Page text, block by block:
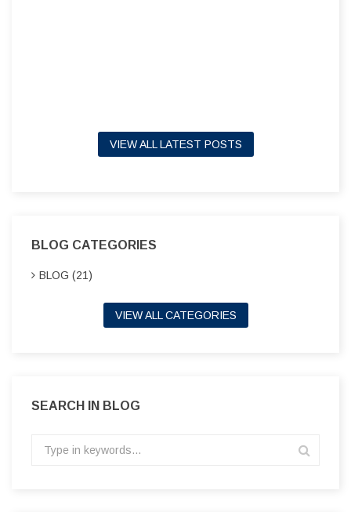
VIEW ALL LATEST POSTS
BLOG CATEGORIES
BLOG (21)
VIEW ALL CATEGORIES
SEARCH IN BLOG